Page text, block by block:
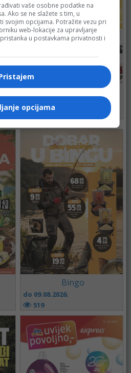
BINGO
do 16.08.2026.
112
Bingo
do 09.08.2026.
519
vaše osobne podatke na
Ako se ne slažete s tim, u
svojim opcijama. Potražite vezu pri
web-lokacije za upravljanje
u postavkama privatnosti i
opcijama